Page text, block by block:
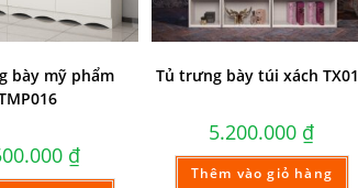
bày mỹ phẩm
₫
Tủ trưng bày túi xách
5.200.000 ₫
Thêm vào giỏ hàng